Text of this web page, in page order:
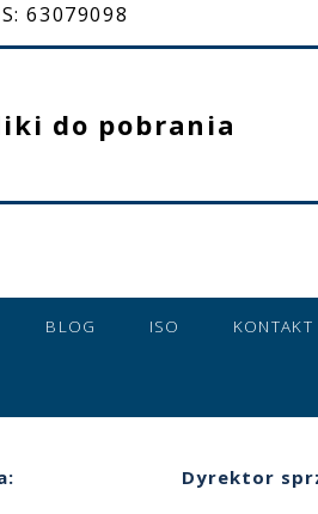
63079098
do pobrania
BLOG ISO KONTAKT
Dyrektor